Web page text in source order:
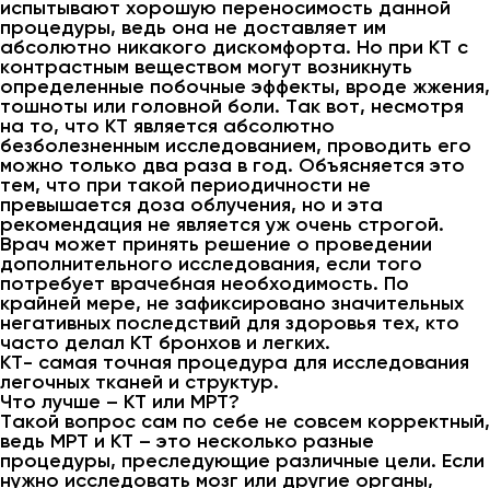
испытывают хорошую переносимость данной
процедуры, ведь она не доставляет им
абсолютно никакого дискомфорта. Но при КТ с
контрастным веществом могут возникнуть
определенные побочные эффекты, вроде жжения,
тошноты или головной боли. Так вот, несмотря
на то, что КТ является абсолютно
безболезненным исследованием, проводить его
можно только два раза в год. Объясняется это
тем, что при такой периодичности не
превышается доза облучения, но и эта
рекомендация не является уж очень строгой.
Врач может принять решение о проведении
дополнительного исследования, если того
потребует врачебная необходимость. По
крайней мере, не зафиксировано значительных
негативных последствий для здоровья тех, кто
часто делал КТ бронхов и легких.
КТ- самая точная процедура для исследования
легочных тканей и структур.
Что лучше – КТ или МРТ?
Такой вопрос сам по себе не совсем корректный,
ведь МРТ и КТ – это несколько разные
процедуры, преследующие различные цели. Если
нужно исследовать мозг или другие органы,